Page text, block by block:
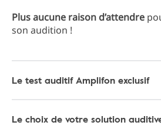
Plus aucune raison d’attendre
son audition !
Le test auditif Amplifon exclusif
Le choix de votre solution